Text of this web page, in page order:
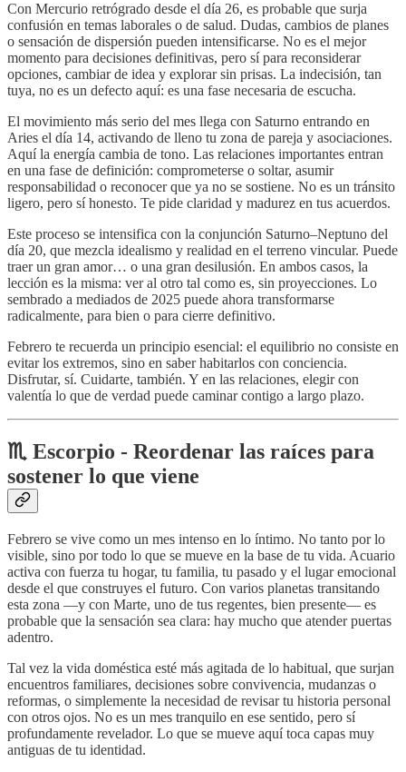
Con Mercurio retrógrado desde el día 26, es probable que surja
confusión en temas laborales o de salud. Dudas, cambios de planes
o sensación de dispersión pueden intensificarse. No es el mejor
momento para decisiones definitivas, pero sí para reconsiderar
opciones, cambiar de idea y explorar sin prisas. La indecisión, tan
tuya, no es un defecto aquí: es una fase necesaria de escucha.
El movimiento más serio del mes llega con Saturno entrando en
Aries el día 14, activando de lleno tu zona de pareja y asociaciones.
Aquí la energía cambia de tono. Las relaciones importantes entran
en una fase de definición: comprometerse o soltar, asumir
responsabilidad o reconocer que ya no se sostiene. No es un tránsito
ligero, pero sí honesto. Te pide claridad y madurez en tus acuerdos.
Este proceso se intensifica con la conjunción Saturno–Neptuno del
día 20, que mezcla idealismo y realidad en el terreno vincular. Puede
traer un gran amor… o una gran desilusión. En ambos casos, la
lección es la misma: ver al otro tal como es, sin proyecciones. Lo
sembrado a mediados de 2025 puede ahora transformarse
radicalmente, para bien o para cierre definitivo.
Febrero te recuerda un principio esencial: el equilibrio no consiste en
evitar los extremos, sino en saber habitarlos con conciencia.
Disfrutar, sí. Cuidarte, también. Y en las relaciones, elegir con
valentía lo que de verdad puede caminar contigo a largo plazo.
♏️ Escorpio - Reordenar las raíces para
sostener lo que viene
Febrero se vive como un mes intenso en lo íntimo. No tanto por lo
visible, sino por todo lo que se mueve en la base de tu vida. Acuario
activa con fuerza tu hogar, tu familia, tu pasado y el lugar emocional
desde el que construyes el futuro. Con varios planetas transitando
esta zona —y con Marte, uno de tus regentes, bien presente— es
probable que la sensación sea clara: hay mucho que atender puertas
adentro.
Tal vez la vida doméstica esté más agitada de lo habitual, que surjan
encuentros familiares, decisiones sobre convivencia, mudanzas o
reformas, o simplemente la necesidad de revisar tu historia personal
con otros ojos. No es un mes tranquilo en ese sentido, pero sí
profundamente revelador. Lo que se mueve aquí toca capas muy
antiguas de tu identidad.